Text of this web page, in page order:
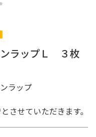
ンラップＬ ３枚
ラップ
させていただきます。